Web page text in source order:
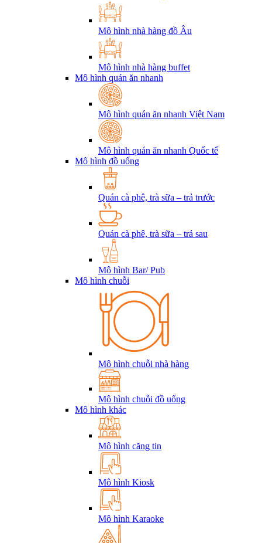
Mô hình nhà hàng đồ Âu
Mô hình nhà hàng buffet
Mô hình quán ăn nhanh
Mô hình quán ăn nhanh Việt Nam
Mô hình quán ăn nhanh Quốc tế
Mô hình đồ uống
Quán cà phê, trà sữa – trả trước
Quán cà phê, trà sữa – trả sau
Mô hình Bar/ Pub
Mô hình chuỗi
Mô hình chuỗi nhà hàng
Mô hình chuỗi đồ uống
Mô hình khác
Mô hình căng tin
Mô hình Kiosk
Mô hình Karaoke